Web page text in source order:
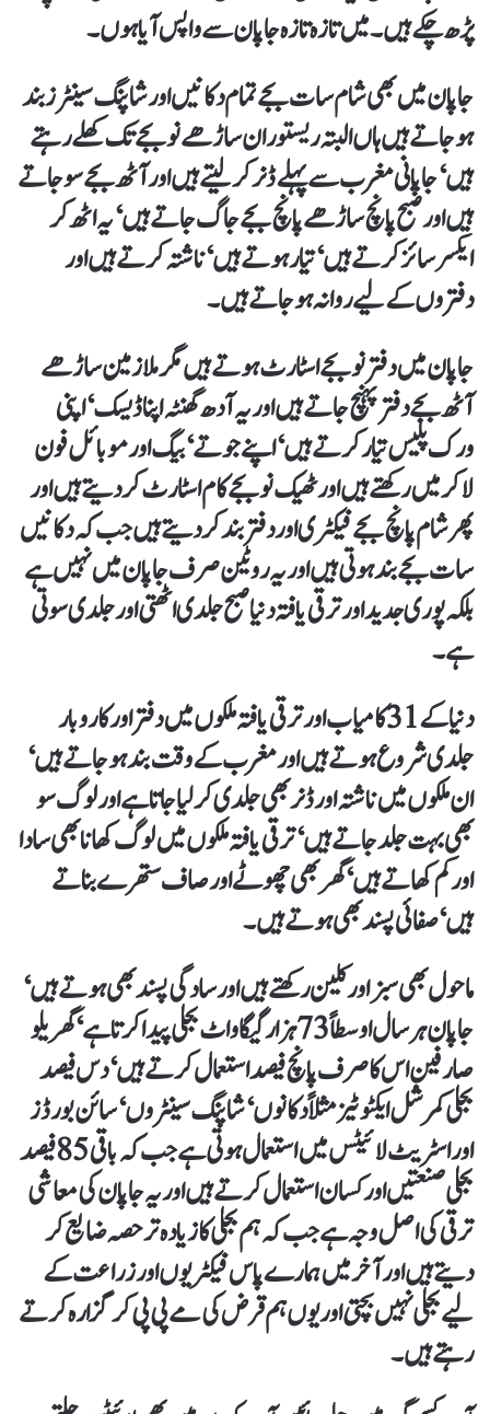
پڑھ چکے ہیں۔ میں تازہ تازہ جاپان سے واپس آیا ہوں۔
جاپان میں بھی شام سات بجے تمام دکانیں اور شاپنگ سینٹرز بند
ہو جاتے ہیں ہاں البتہ ریستوران ساڑھے نو بجے تک کھلے رہتے
ہیں‘ جاپانی مغرب سے پہلے ڈنر کر لیتے ہیں اور آٹھ بجے سو جاتے
ہیں اور صبح پانچ ساڑھے پانچ بجے جاگ جاتے ہیں‘ یہ اٹھ کر
ایکسرسائز کرتے ہیں‘ تیار ہوتے ہیں‘ ناشتہ کرتے ہیں اور
دفتروں کے لیے روانہ ہو جاتے ہیں۔
جاپان میں دفتر نو بجے اسٹارٹ ہوتے ہیں مگر ملازمین ساڑھے
آٹھ بجے دفتر پہنچ جاتے ہیں اور یہ آدھ گھنٹہ اپنا ڈیسک‘ اپنی
ورک پلیس تیار کرتے ہیں ‘ اپنے جوتے‘ بیگ اور موبائل فون
لاکر میں رکھتے ہیں اور ٹھیک نو بجے کام اسٹارٹ کر دیتے ہیں اور
پھر شام پانچ بجے فیکٹری اور دفتر بند کر دیتے ہیں جب کہ دکانیں
سات بجے بند ہوتی ہیں اور یہ روٹین صرف جاپان میں نہیں ہے
بلکہ پوری جدید اور ترقی یافتہ دنیا صبح جلدی اٹھتی اور جلدی سوتی
ہے۔
دنیا کے 31 کامیاب اور ترقی یافتہ ملکوں میں دفتر اور کاروبار
جلدی شروع ہوتے ہیں اور مغرب کے وقت بند ہو جاتے ہیں‘
ان ملکوں میں ناشتہ اور ڈنر بھی جلدی کر لیا جاتا ہے اور لوگ سو
بھی بہت جلد جاتے ہیں‘ ترقی یافتہ ملکوں میں لوگ کھانا بھی سادا
اور کم کھاتے ہیں‘ گھر بھی چھوٹے اور صاف ستھرے بناتے
ہیں‘ صفائی پسند بھی ہوتے ہیں۔
ماحول بھی سبز اور کلین رکھتے ہیں اور سادگی پسند بھی ہوتے ہیں‘
جاپان ہر سال اوسطاً73 ہزارگیگاواٹ بجلی پیدا کرتا ہے‘ گھریلو
صارفین اس کا صرف پانچ فیصد استعمال کرتے ہیں‘ دس فیصد
بجلی کمرشل ایکٹوٹیز مثلاً دکانوں‘ شاپنگ سینٹروں‘ سائن بورڈز
اور اسٹریٹ لائیٹس میں استعمال ہوتی ہے جب کہ باقی 85 فیصد
بجلی صنعتیں اور کسان استعمال کرتے ہیں اور یہ جاپان کی معاشی
ترقی کی اصل وجہ ہے جب کہ ہم بجلی کازیادہ تر حصہ ضایع کر
دیتے ہیں اور آخر میں ہمارے پاس فیکٹریوں اور زراعت کے
لیے بجلی نہیں بچتی اور یوں ہم قرض کی مے پی پی کر گزارہ کرتے
رہتے ہیں۔